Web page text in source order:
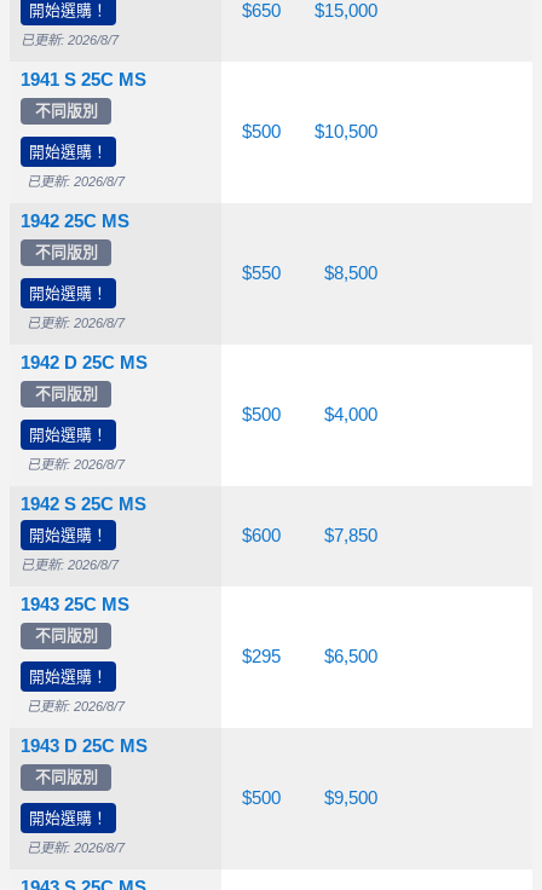
開始選購！
已更新: 2026/8/7
1941 S 25C MS
不同版別
開始選購！
已更新: 2026/8/7
1942 25C MS
不同版別
開始選購！
已更新: 2026/8/7
1942 D 25C MS
不同版別
開始選購！
已更新: 2026/8/7
1942 S 25C MS
開始選購！
已更新: 2026/8/7
1943 25C MS
不同版別
開始選購！
已更新: 2026/8/7
1943 D 25C MS
不同版別
開始選購！
已更新: 2026/8/7
$85.00 $650 $15,000
$500 $10,500
$550 $8,500
$500 $4,000
$120 $600 $7,850
$295 $6,500
$500 $9,500